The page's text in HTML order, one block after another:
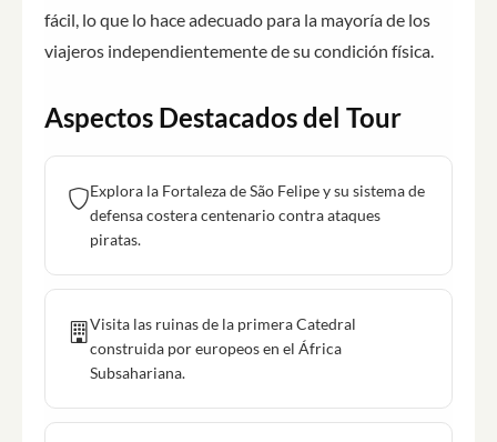
fácil, lo que lo hace adecuado para la mayoría de los
viajeros independientemente de su condición física.
Aspectos Destacados del Tour
Explora la Fortaleza de São Felipe y su sistema de
defensa costera centenario contra ataques
piratas.
Visita las ruinas de la primera Catedral
construida por europeos en el África
Subsahariana.